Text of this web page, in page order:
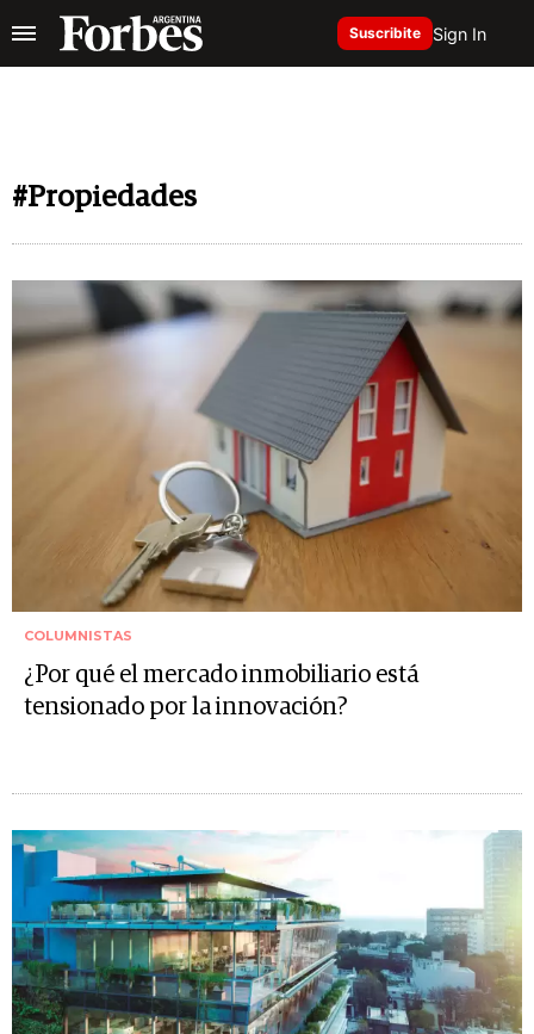
Suscribite Sign In
#Propiedades
COLUMNISTAS
¿Por qué el mercado inmobiliario está
tensionado por la innovación?